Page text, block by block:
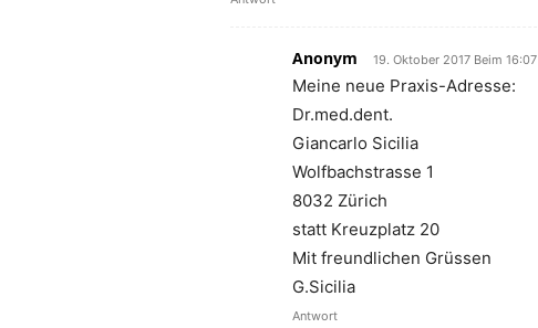
Anonym 19. Oktober 2017 Beim 16:07
Meine neue Praxis-Adresse:
Dr.med.dent.
Giancarlo Sicilia
Wolfbachstrasse 1
8032 Zürich
statt Kreuzplatz 20
Mit freundlichen Grüssen
G.Sicilia
Antwort